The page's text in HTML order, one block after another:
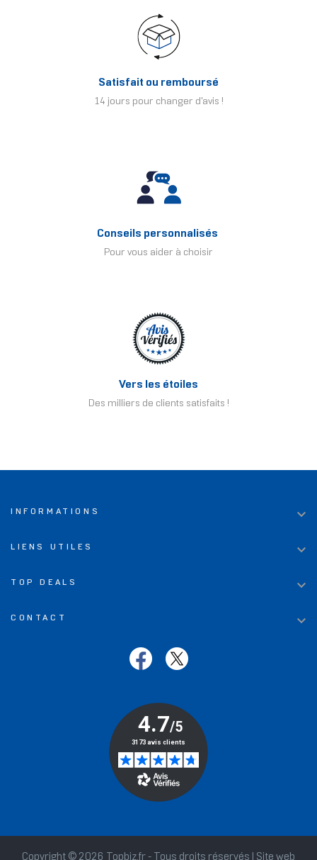
Satisfait ou remboursé
14 jours pour changer d'avis !
Conseils personnalisés
Pour vous aider à choisir
Vers les étoiles
Des milliers de clients satisfaits !
INFORMATIONS 
LIENS UTILES 
TOP DEALS 
CONTACT 
Copyright © 2026 Topbiz.fr - Tous droits réservés | Site web